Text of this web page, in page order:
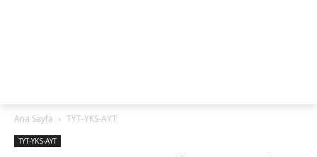
Ana Sayfa TYT-YKS-AYT
TYT-YKS-AYT